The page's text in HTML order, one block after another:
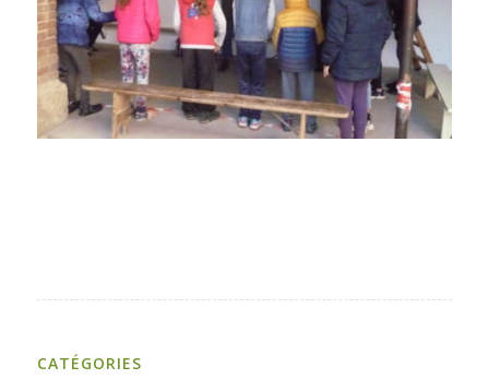
CATÉGORIES